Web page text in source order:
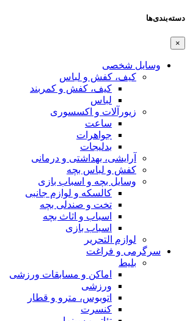
دسته‌بندی‌ها
×
وسایل شخصی
کیف، کفش و لباس
کیف، کفش و کمربند
لباس
زیورآلات و اکسسوری
ساعت
جواهرات
بدلیجات
آرایشی، بهداشتی و درمانی
کفش و لباس بچه
وسایل بچه و اسباب بازی
کالسکه و لوازم جانبی
تخت و صندلی بچه
اسباب و اثاث بچه
اسباب بازی
لوازم التحریر
سرگرمی و فراغت
بلیط
اماکن و مسابقات ورزشی
ورزشی
اتوبوس، مترو و قطار
کنسرت